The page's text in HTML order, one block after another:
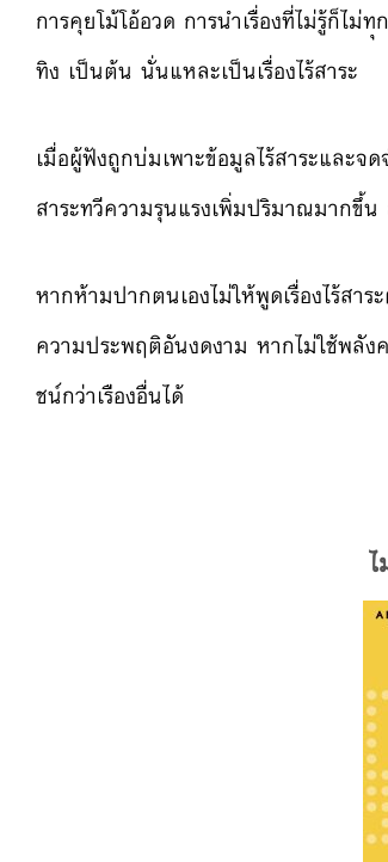
การคุยโม้โอ้อวด การนำเรื่องที่ไม่รู้ก็ไม่ท
ทิง เป็นต้น นั่นแหละเป็นเรื่องไร้สาระ
เมื่อผู้ฟังถูกบ่มเพาะข้อมูลไร้สาระและจ
สาระทวีความรุนแรงเพิ่มปริมาณมากขึ้น
หากห้ามปากตนเองไม่ให้พูดเรองไร้สา
ความประพฤติอันงดงาม หากไม่ใช้พลัง
ชน์กว่าเรื่องอื่นได้